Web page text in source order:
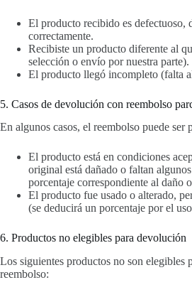
El producto recibido es defectuoso,
correctamente.
Recibiste un producto diferente al
selección o envío por nuestra parte).
El producto llegó incompleto (falta
5. Casos de devolución con reembolso
En algunos casos, el reembolso puede ser
El producto está en condiciones
original está dañado o faltan
porcentaje correspondiente al daño
El producto fue usado o alterado,
(se deducirá un porcentaje por el
6. Productos no elegibles para devolución
Los siguientes productos no son elegibles
reembolso: